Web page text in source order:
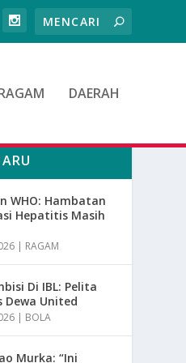
DAERAH
WHO: Hambatan
Hepatitis Masih
| RAGAM
Di IBL: Pelita
Dewa United
| BOLA
Murka: “Ini